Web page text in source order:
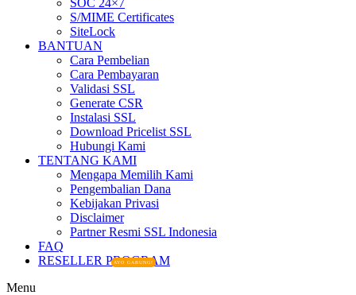
SOC 24×7
S/MIME Certificates
SiteLock
BANTUAN
Cara Pembelian
Cara Pembayaran
Validasi SSL
Generate CSR
Instalasi SSL
Download Pricelist SSL
Hubungi Kami
TENTANG KAMI
Mengapa Memilih Kami
Pengembalian Dana
Kebijakan Privasi
Disclaimer
Partner Resmi SSL Indonesia
FAQ
AYO GABUNG!
RESELLER PROGRAM
Menu